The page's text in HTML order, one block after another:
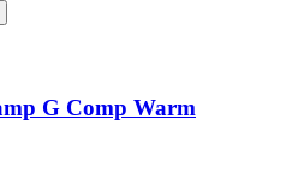
G Comp Warm